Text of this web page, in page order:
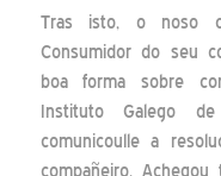
Tras isto, o noso
Consumidor do seu
boa forma sobre
Instituto Galego
comunicoulle a
compañeiro.